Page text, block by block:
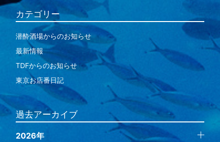
カテゴリー
潜酔酒場からのお知らせ
最新情報
TDFからのお知らせ
東京お店番日記
過去アーカイブ
2026年